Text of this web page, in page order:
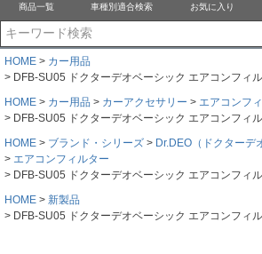
商品一覧 車種別適合検索 お気に入り
HOME
カー用品
DFB-SU05 ドクターデオベーシック エアコンフィ
HOME
カー用品 カーアクセサリー
エアコンフ
DFB-SU05 ドクターデオベーシック エアコンフィ
HOME
ブランド・シリーズ Dr.DEO（ドクターデ
エアコンフィルター
DFB-SU05 ドクターデオベーシック エアコンフィ
HOME
新製品
DFB-SU05 ドクターデオベーシック エアコンフィ